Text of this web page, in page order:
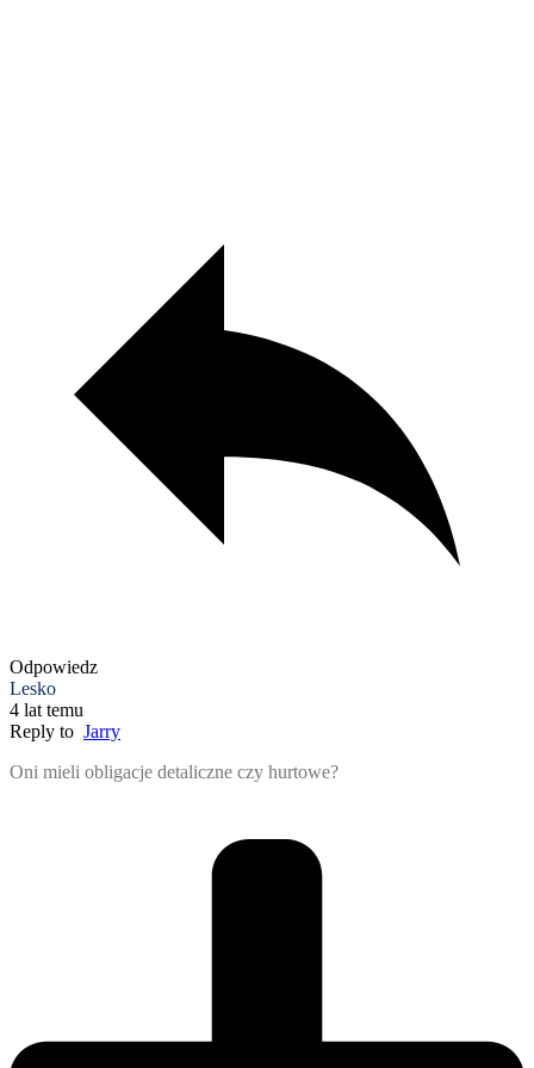
Odpowiedz
Lesko
4 lat temu
Reply to Jarry
Oni mieli obligacje detaliczne czy hurtowe?